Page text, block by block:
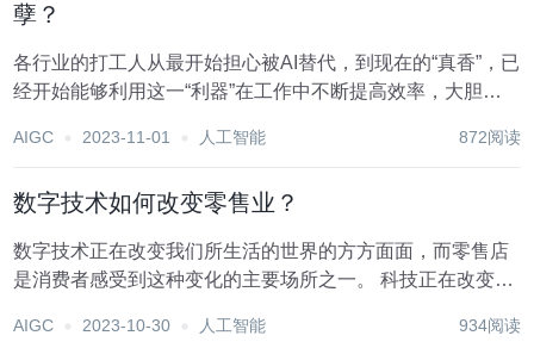
孽？
各行业的打工人从最开始担心被AI替代，到现在的“真香”，已
经开始能够利用这一“利器”在工作中不断提高效率，大胆创
年，全球大模型市场规模将达到 210 亿美元，到 2028 年，
AIGC 2023-11-01 人工智能 872阅读
数字技术如何改变零售业？
数字技术正在改变我们所生活的世界的方方面面，而零售店
是消费者感受到这种变化的主要场所之一。 科技正在改变我
给零售客户体验带来的一些重大变化，以及我们在不久的将
AIGC 2023-10-30 人工智能 934阅读